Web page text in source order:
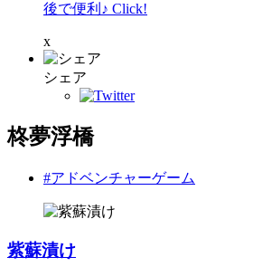
後で便利♪ Click!
x
シェア
柊夢浮橋
#アドベンチャーゲーム
紫蘇漬け